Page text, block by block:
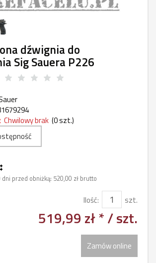
dźwignia do
Sig Sauera P226
Chwilowy brak (0szt.)
dni przed obniżką: 520,00 zł brutto
Ilość: szt.
519,99 zł */ szt.
Zamów online